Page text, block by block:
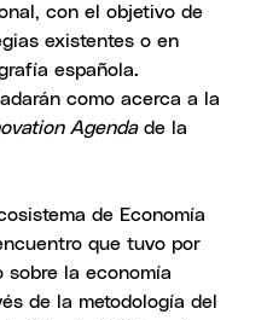
con el objetivo de
existentes o en
española.
como acerca a la
Agendade la
de Economía
que tuvo por
sobre la economía
de la metodología del